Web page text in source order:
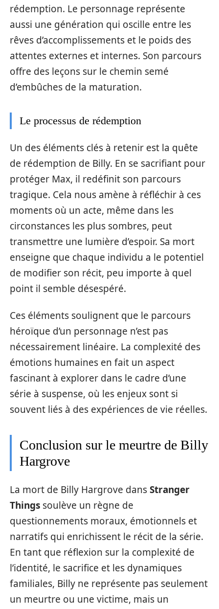
rédemption. Le personnage représente
aussi une génération qui oscille entre les
rêves d’accomplissements et le poids des
attentes externes et internes. Son parcours
offre des leçons sur le chemin semé
d’embûches de la maturation.
Le processus de rédemption
Un des éléments clés à retenir est la quête
de rédemption de Billy. En se sacrifiant pour
protéger Max, il redéfinit son parcours
tragique. Cela nous amène à réfléchir à ces
moments où un acte, même dans les
circonstances les plus sombres, peut
transmettre une lumière d’espoir. Sa mort
enseigne que chaque individu a le potentiel
de modifier son récit, peu importe à quel
point il semble désespéré.
Ces éléments soulignent que le parcours
héroïque d’un personnage n’est pas
nécessairement linéaire. La complexité des
émotions humaines en fait un aspect
fascinant à explorer dans le cadre d’une
série à suspense, où les enjeux sont si
souvent liés à des expériences de vie réelles.
Conclusion sur le meurtre de Billy
Hargrove
La mort de Billy Hargrove dansStranger
Things soulève un règne de
questionnements moraux, émotionnels et
narratifs qui enrichissent le récit de la série.
En tant que réflexion sur la complexité de
l’identité, le sacrifice et les dynamiques
familiales, Billy ne représente pas seulement
un meurtre ou une victime, mais un